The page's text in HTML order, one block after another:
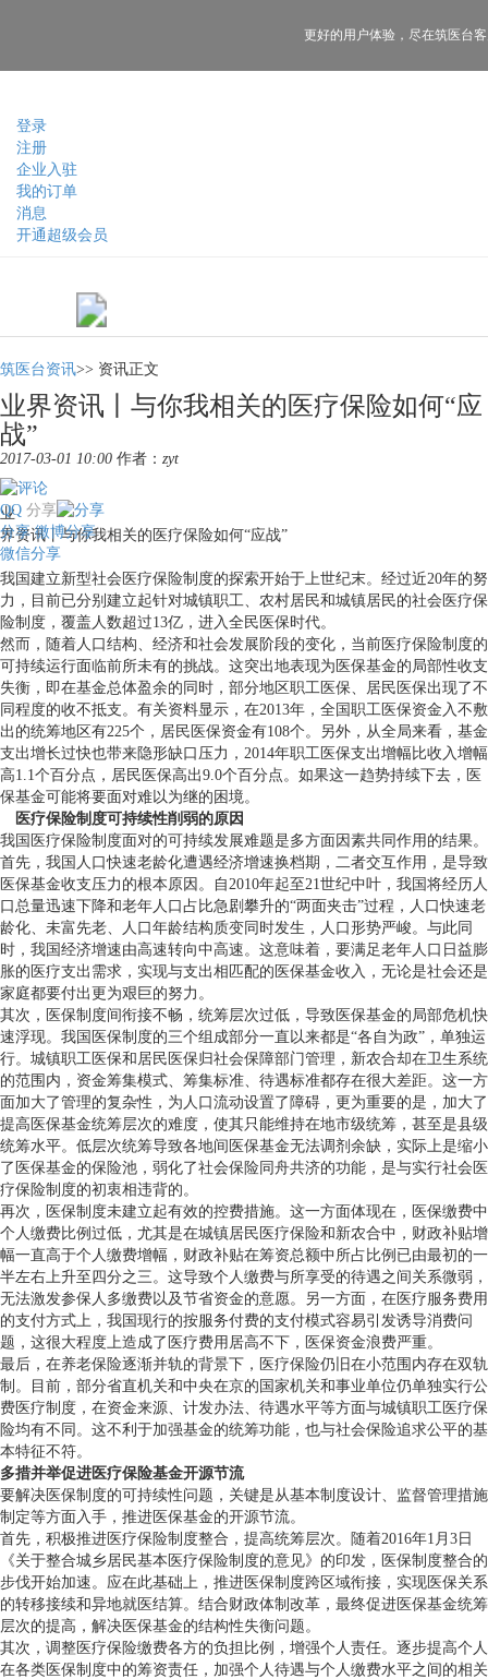
登录
注册
企业入驻
我的订单
消息
开通超级会员
更好的用户体验， 尽在筑医台
筑医台资讯>> 资讯正文
业界资讯丨与你我相关的医疗保险如何“应
战”
2017-03-01 10:00 作者： zyt
分享
QQ
分享 微博分享
微信分享
业
界资讯丨与你我相关的医疗保险如何“应战”
我国建立新型社会医疗保险制度的探索开始于上世纪末。经过近20年的努
力，目前已分别建立起针对城镇职工、农村居民和城镇居民的社会医疗保
险制度，覆盖人数超过13亿，进入全民医保时代。
然而，随着人口结构、经济和社会发展阶段的变化，当前医疗保险制度的
可持续运行面临前所未有的挑战。这突出地表现为医保基金的局部性收支
失衡，即在基金总体盈余的同时，部分地区职工医保、居民医保出现了不
同程度的收不抵支。有关资料显示，在2013年，全国职工医保资金入不敷
出的统筹地区有225个，居民医保资金有108个。另外，从全局来看，基金
支出增长过快也带来隐形缺口压力，2014年职工医保支出增幅比收入增幅
高1.1个百分点，居民医保高出9.0个百分点。如果这一趋势持续下去，医
保基金可能将要面对难以为继的困境。
医疗保险制度可持续性削弱的原因
我国医疗保险制度面对的可持续发展难题是多方面因素共同作用的结果。
首先，我国人口快速老龄化遭遇经济增速换档期，二者交互作用，是导致
医保基金收支压力的根本原因。自2010年起至21世纪中叶，我国将经历人
口总量迅速下降和老年人口占比急剧攀升的“两面夹击”过程，人口快速老
龄化、未富先老、人口年龄结构质变同时发生，人口形势严峻。与此同
时，我国经济增速由高速转向中高速。这意味着，要满足老年人口日益膨
胀的医疗支出需求，实现与支出相匹配的医保基金收入，无论是社会还是
家庭都要付出更为艰巨的努力。
其次，医保制度间衔接不畅，统筹层次过低，导致医保基金的局部危机快
速浮现。我国医保制度的三个组成部分一直以来都是“各自为政”，单独运
行。城镇职工医保和居民医保归社会保障部门管理，新农合却在卫生系统
的范围内，资金筹集模式、筹集标准、待遇标准都存在很大差距。这一方
面加大了管理的复杂性，为人口流动设置了障碍，更为重要的是，加大了
提高医保基金统筹层次的难度，使其只能维持在地市级统筹，甚至是县级
统筹水平。低层次统筹导致各地间医保基金无法调剂余缺，实际上是缩小
了医保基金的保险池，弱化了社会保险同舟共济的功能，是与实行社会医
疗保险制度的初衷相违背的。
再次，医保制度未建立起有效的控费措施。这一方面体现在，医保缴费中
个人缴费比例过低，尤其是在城镇居民医疗保险和新农合中，财政补贴增
幅一直高于个人缴费增幅，财政补贴在筹资总额中所占比例已由最初的一
半左右上升至四分之三。这导致个人缴费与所享受的待遇之间关系微弱，
无法激发参保人多缴费以及节省资金的意愿。另一方面，在医疗服务费用
的支付方式上，我国现行的按服务付费的支付模式容易引发诱导消费问
题，这很大程度上造成了医疗费用居高不下，医保资金浪费严重。
最后，在养老保险逐渐并轨的背景下，医疗保险仍旧在小范围内存在双轨
制。目前，部分省直机关和中央在京的国家机关和事业单位仍单独实行公
费医疗制度，在资金来源、计发办法、待遇水平等方面与城镇职工医疗保
险均有不同。这不利于加强基金的统筹功能，也与社会保险追求公平的基
本特征不符。
多措并举促进医疗保险基金开源节流
要解决医保制度的可持续性问题，关键是从基本制度设计、监督管理措施
制定等方面入手，推进医保基金的开源节流。
首先，积极推进医疗保险制度整合，提高统筹层次。随着2016年1月3日
《关于整合城乡居民基本医疗保险制度的意见》的印发，医保制度整合的
步伐开始加速。应在此基础上，推进医保制度跨区域衔接，实现医保关系
的转移接续和异地就医结算。结合财政体制改革，最终促进医保基金统筹
层次的提高，解决医保基金的结构性失衡问题。
其次，调整医疗保险缴费各方的负担比例，增强个人责任。逐步提高个人
在各类医保制度中的筹资责任，加强个人待遇与个人缴费水平之间的相关